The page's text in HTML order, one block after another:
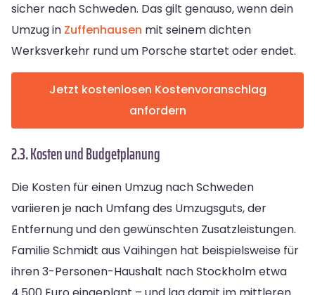
sicher nach Schweden. Das gilt genauso, wenn dein
Umzug in Zuffenhausen mit seinem dichten
Werksverkehr rund um Porsche startet oder endet.
Jetzt kostenlosen Kostenvoranschlag
anfordern
2.3. Kosten und Budgetplanung
Die Kosten für einen Umzug nach Schweden
variieren je nach Umfang des Umzugsguts, der
Entfernung und den gewünschten Zusatzleistungen.
Familie Schmidt aus Vaihingen hat beispielsweise für
ihren 3-Personen-Haushalt nach Stockholm etwa